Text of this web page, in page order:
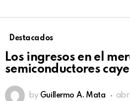
Destacados
Los ingresos en el
semiconductores
by Guillermo A. Mata